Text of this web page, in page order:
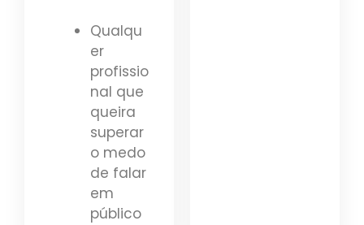
Qualqu
er
profissio
nal que
queira
superar
o medo
de falar
em
público